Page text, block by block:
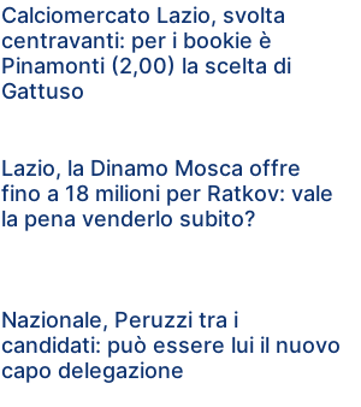
Calciomercato Lazio, svolta
centravanti: per i bookie è
Pinamonti (2,00) la scelta di
Gattuso
Lazio, la Dinamo Mosca offre
fino a 18 milioni per Ratkov: vale
la pena venderlo subito?
Nazionale, Peruzzi tra i
candidati: può essere lui il nuovo
capo delegazione